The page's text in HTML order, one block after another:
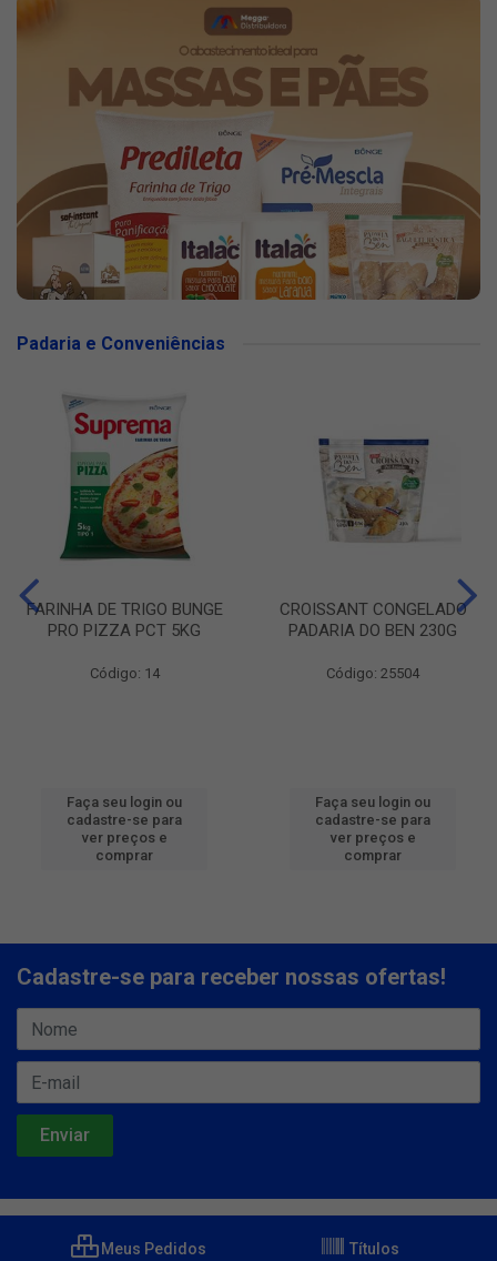
Padaria e Conveniências
FARINHA DE TRIGO BUNGE
PRO PIZZA PCT 5KG
Código: 14
Faça seu login ou
cadastre-se para
ver preços e
comprar
CROISSANT CONGELADO
PADARIA DO BEN 230G
Código: 25504
Faça seu login ou
cadastre-se para
ver preços e
comprar
Cadastre-se para receber nossas ofertas!
Meus Pedidos Títulos